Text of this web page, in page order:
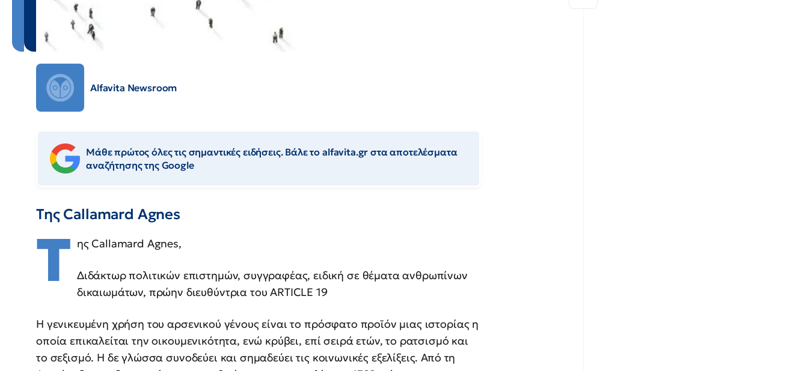
Alfavita Newsroom
Μάθε πρώτος όλες τις σημαντικές ειδήσεις. Βάλε το alfavita.gr στα αποτελέσματα
αναζήτησης της Google
Της Callamard Agnes
Τ ης Callamard Agnes,
Διδάκτωρ πολιτικών επιστημών, συγγραφέας, ειδική σε θέματα ανθρωπίνων
δικαιωμάτων, πρώην διευθύντρια του ARTICLE 19
Η γενικευμένη χρήση του αρσενικού γένους είναι το πρόσφατο προϊόν μιας ιστορίας η
οποία επικαλείται την οικουμενικότητα, ενώ κρύβει, επί σειρά ετών, το ρατσισμό και
το σεξισμό. Η δε γλώσσα συνοδεύει και σημαδεύει τις κοινωνικές εξελίξεις. Από τη